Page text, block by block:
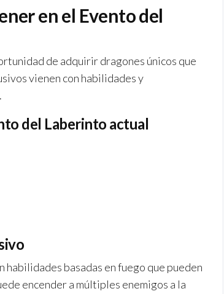
en el Evento del
de adquirir dragones únicos que
vienen con habilidades y
del Laberinto actual
habilidades basadas en fuego que pueden
encender a múltiples enemigos a la